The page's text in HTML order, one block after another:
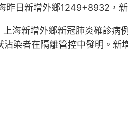
日新增外鄉1249+8932，新
新增外鄉新冠肺炎確診病例
染者在隔離管控中發明。新